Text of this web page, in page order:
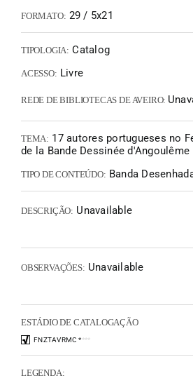
FORMATO: 29 / 5x21
TIPOLOGIA: Catalog
ACESSO: Livre
REDE DE BIBLIOTECAS DE AVEIRO:
TEMA: 17 autores portugueses no
de la Bande Dessinée d'Angoulême
TIPO DE CONTEÚDO: Banda
DESCRIÇÃO: Unavailable
OBSERVAÇÕES: Unavailable
ESTÁDIO DE CATALOGAÇÃO
FNZTAVRMC ****
LEGENDA: